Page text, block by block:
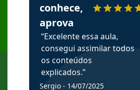
conhece,
aprova
“Excelente essa aula,
consegui assimilar todos
os conteúdos
explicados.”
Sergio - 14/07/2025